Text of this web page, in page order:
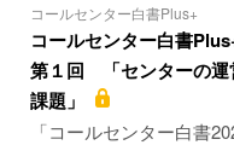
コールセンター白書Plus+
コールセンター白書
第１回 「センターの運
課題」
「コールセンター白書